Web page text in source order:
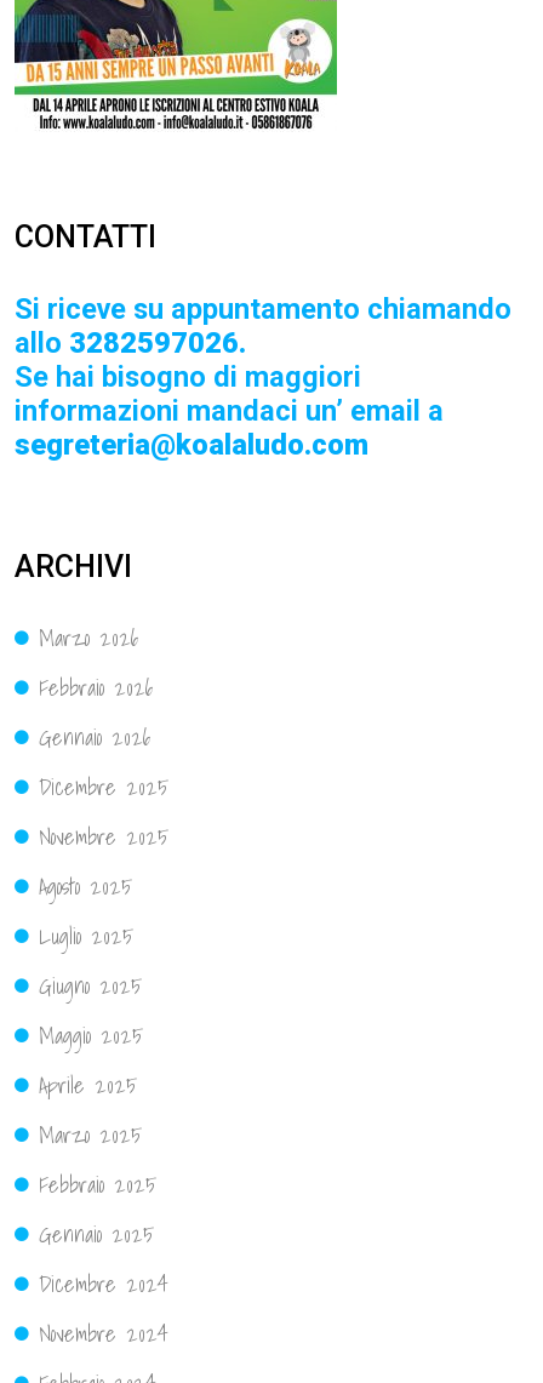
CONTATTI
Si riceve su appuntamento chiamando
allo 3282597026.
Se hai bisogno di maggiori
informazioni mandaci un’ email a
segreteria@koalaludo.com
ARCHIVI
Marzo 2026
Febbraio 2026
Gennaio 2026
Dicembre 2025
Novembre 2025
Agosto 2025
Luglio 2025
Giugno 2025
Maggio 2025
Aprile 2025
Marzo 2025
Febbraio 2025
Gennaio 2025
Dicembre 2024
Novembre 2024